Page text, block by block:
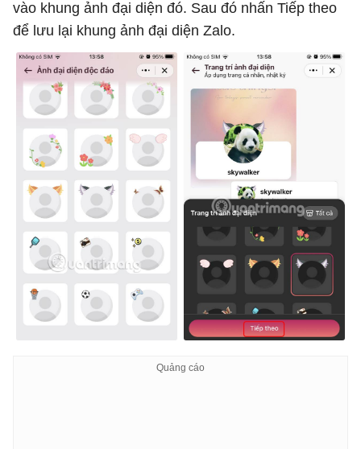
vào khung ảnh đại diện đó. Sau đó nhấn Tiếp theo
để lưu lại khung ảnh đại diện Zalo.